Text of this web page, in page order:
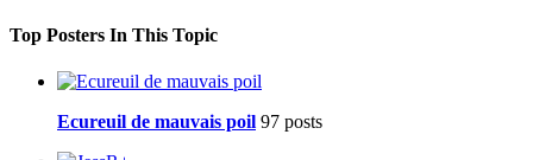
Top Posters In This Topic
Ecureuil de mauvais poil 97 posts